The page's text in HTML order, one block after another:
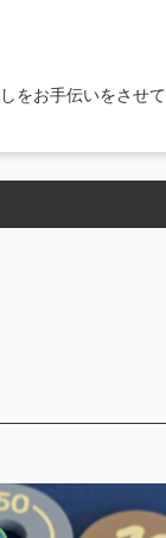
をお手伝いをさせて